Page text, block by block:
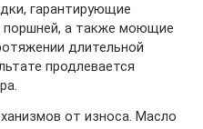
гарантирующие
поршней, а также моющие
длительной
продлевается
от износа. Масло